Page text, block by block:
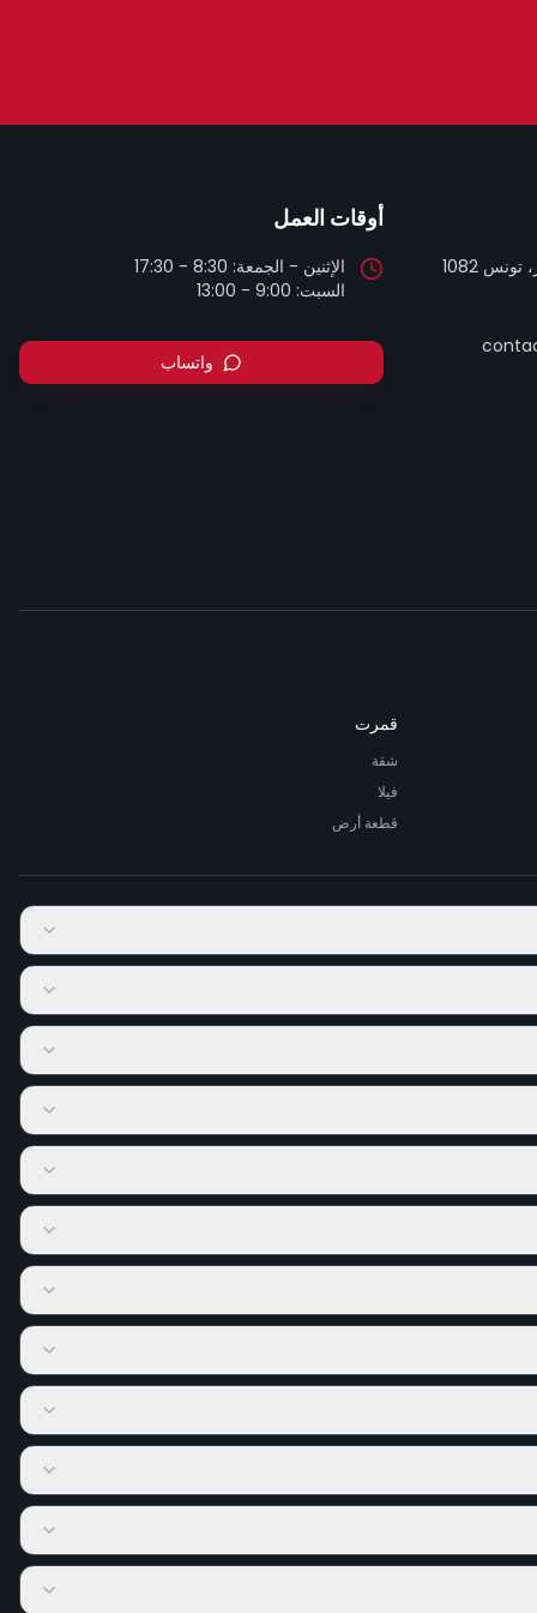
1082
أوقات العمل
السبت: 9:00 - 13:00
واتساب
قمرت
شقة
فيلا
قطعة أرض